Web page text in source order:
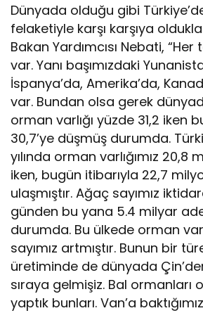
Dünyada olduğu gibi
felaketiyle karşı karşıya
Bakan Yardımcısı Nebati,
var. Yanı başımızdaki
İspanya’da, Amerika’da,
var. Bundan olsa gerek
orman varlığı yüzde 31,2 iken
30,7’ye düşmüş durumda.
yılında orman varlığımız 20,8
iken, bugün itibarıyla 22,7
ulaşmıştır. Ağaç sayımız
günden bu yana 5.4 milyar
durumda. Bu ülkede orman
sayımız artmıştır. Bunun bir
üretiminde de dünyada
sıraya gelmişiz. Bal ormanları
yaptık bunları. Van’a